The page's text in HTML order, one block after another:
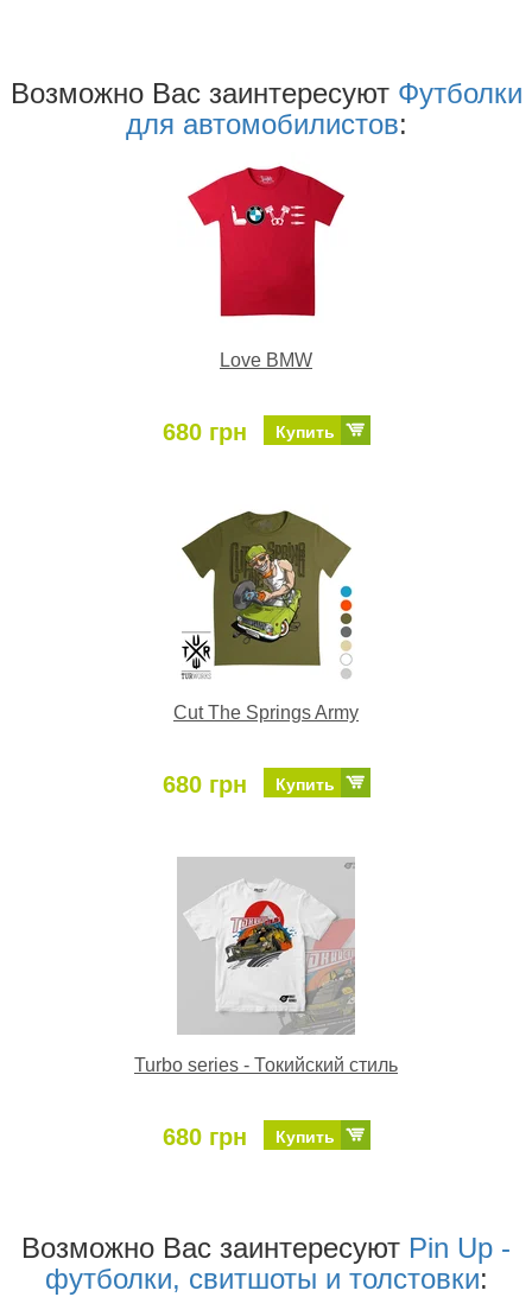
Возможно Ваc заинтересуют Футболки
для автомобилистов:
Love BMW
680 грн Купить
Cut The Springs Army
680 грн Купить
Turbo series - Токийский стиль
680 грн Купить
Возможно Ваc заинтересуют Pin Up -
футболки, свитшоты и толстовки: